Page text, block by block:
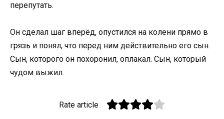
перепутать.
Он сделал шаг вперёд, опустился на колени прямо в
грязь и понял, что перед ним действительно его сын.
Сын, которого он похоронил, оплакал. Сын, который
чудом выжил.
Rate article